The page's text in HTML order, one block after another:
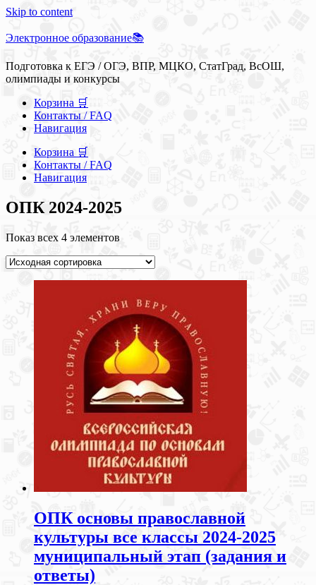
Skip to content
Электронное образование📚
Подготовка к ЕГЭ / ОГЭ, ВПР, МЦКО, СтатГрад, ВсОШ,
олимпиады и конкурсы
Корзина 🛒
Контакты / FAQ
Навигация
Корзина 🛒
Контакты / FAQ
Навигация
ОПК 2024-2025
Показ всех 4 элементов
ОПК основы православной
культуры все классы 2024-2025
муниципальный этап (задания и
ответы)